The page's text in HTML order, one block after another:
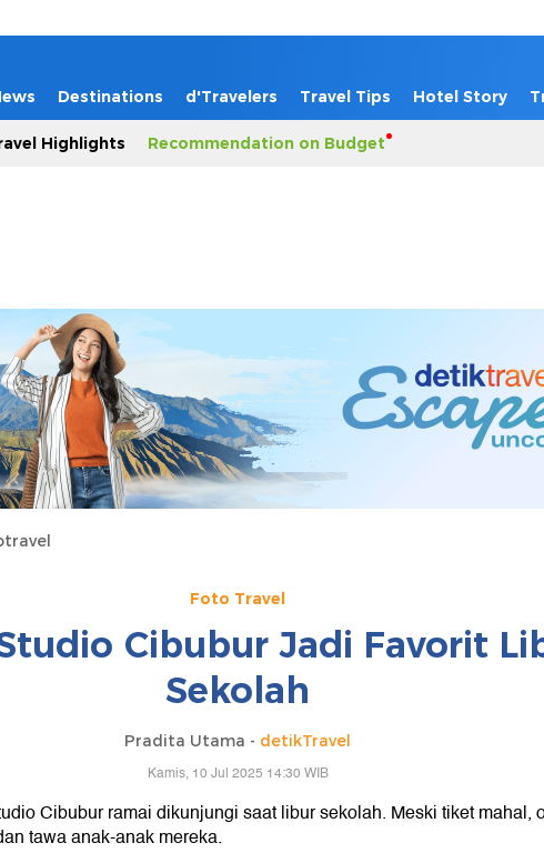
Destinations d'Travelers Travel Tips Hotel Story
Highlights Recommendation on Budget
Foto Travel
Cibubur Jadi Favorit
Sekolah
Pradita Utama - detikTravel
Kamis, 10 Jul 2025 14:30 WIB
Cibubur ramai dikunjungi saat libur sekolah. Meski tiket mahal,
tawa anak-anak mereka.